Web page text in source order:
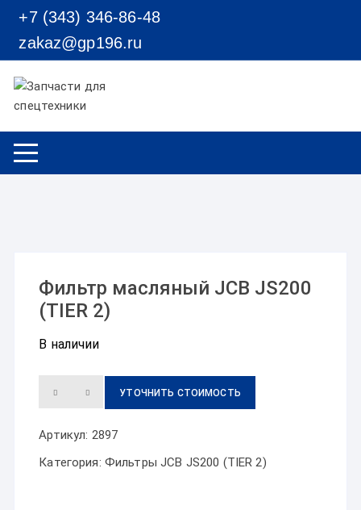
Перейти к содержимому
+7 (343) 346-86-48
zakaz@gp196.ru
Фильтр масляный JCB JS200
(TIER 2)
В наличии
УТОЧНИТЬ СТОИМОСТЬ
Артикул: 2897
Категория: Фильтры JCB JS200 (TIER 2)